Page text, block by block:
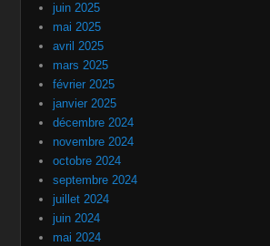
juin 2025
mai 2025
avril 2025
mars 2025
février 2025
janvier 2025
décembre 2024
novembre 2024
octobre 2024
septembre 2024
juillet 2024
juin 2024
mai 2024